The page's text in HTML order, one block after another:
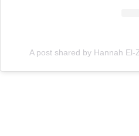
A post shared by Hannah